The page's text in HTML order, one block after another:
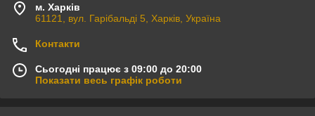
м. Харків
61121, вул. Гарібальді 5, Харків, Україна
Контакти
Сьогодні працює з 09:00 до 20:00
Показати весь графік роботи